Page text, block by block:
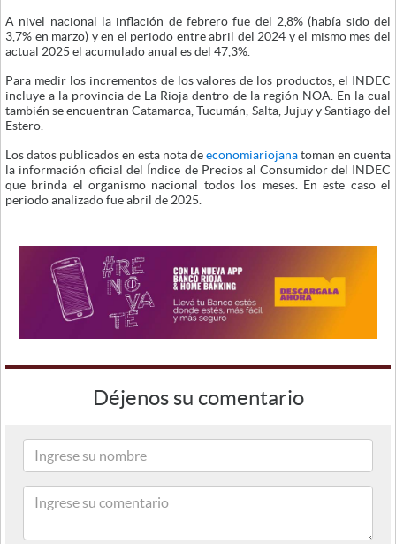
A nivel nacional la inflación de febrero fue del 2,8% (había sido del
3,7% en marzo) y en el periodo entre abril del 2024 y el mismo mes del
actual 2025 el acumulado anual es del 47,3%.
Para medir los incrementos de los valores de los productos, el INDEC
incluye a la provincia de La Rioja dentro de la región NOA. En la cual
también se encuentran Catamarca, Tucumán, Salta, Jujuy y Santiago del
Estero.
Los datos publicados en esta nota deeconomiariojanatoman en cuenta
la información oficial del Índice de Precios al Consumidor del INDEC
que brinda el organismo nacional todos los meses. En este caso el
periodo analizado fue abril de 2025.
Déjenos su comentario